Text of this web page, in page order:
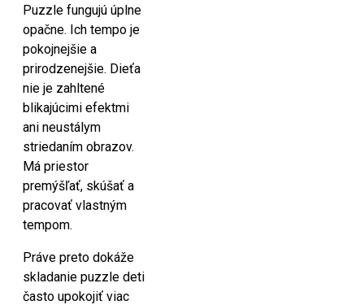
Puzzle fungujú úplne
opačne. Ich tempo je
pokojnejšie a
prirodzenejšie. Dieťa
nie je zahltené
blikajúcimi efektmi
ani neustálym
striedaním obrazov.
Má priestor
premýšľať, skúšať a
pracovať vlastným
tempom.
Práve preto dokáže
skladanie puzzle deti
často upokojiť viac